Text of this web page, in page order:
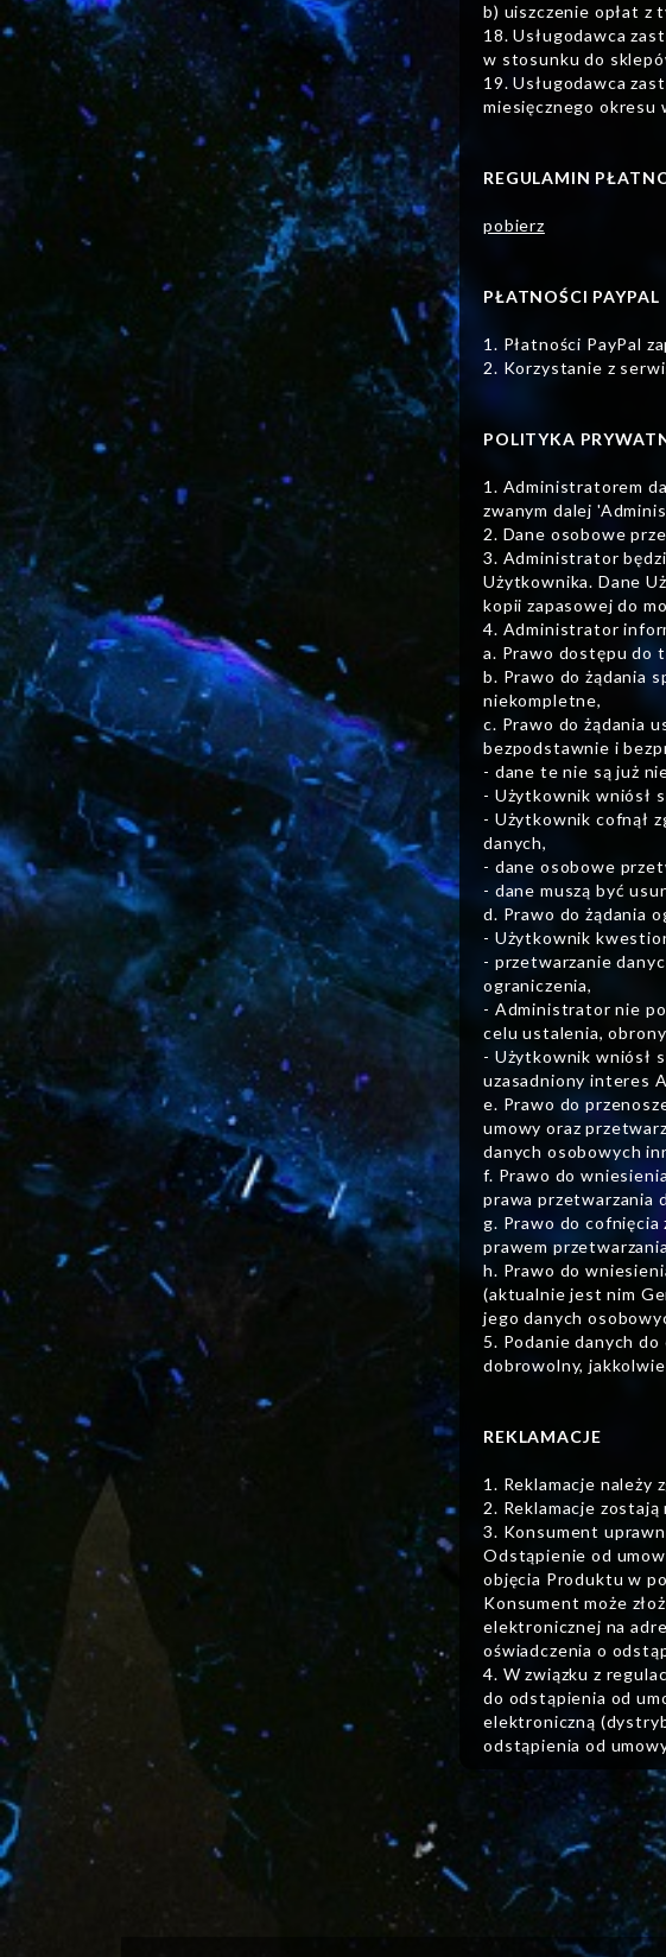
b) uiszczenie opłat z
18. Usługodawca
w stosunku do
19. Usługodawca
miesięcznego okresu
REGULAMIN
pobierz
PŁATNOŚCI PAYPAL
1. Płatności PayPal
2. Korzystanie z
POLITYKA
1. Administratorem
zwanym dalej
2. Dane osobowe
3. Administrator
Użytkownika. Dane
kopii zapasowej do
4. Administrator
a. Prawo dostępu do
b. Prawo do żądania
niekompletne,
c. Prawo do żądania
bezpodstawnie i
- dane te nie są już
- Użytkownik wniósł
- Użytkownik cofnął
danych,
- dane osobowe
- dane muszą być
d. Prawo do żądania
- Użytkownik
- przetwarzanie
ograniczenia,
- Administrator nie
celu ustalenia,
- Użytkownik wniósł
uzasadniony interes
e. Prawo do
umowy oraz
danych osobowych
f. Prawo do
prawa przetwarzania
g. Prawo do cofnięcia
prawem
h. Prawo do
(aktualnie jest nim
jego danych
5. Podanie danych
dobrowolny,
REKLAMACJE
1. Reklamacje należy
2. Reklamacje
3. Konsument
Odstąpienie od
objęcia Produktu w
Konsument może
elektronicznej na
oświadczenia o
4. W związku z
do odstąpienia od
elektroniczną
odstąpienia od